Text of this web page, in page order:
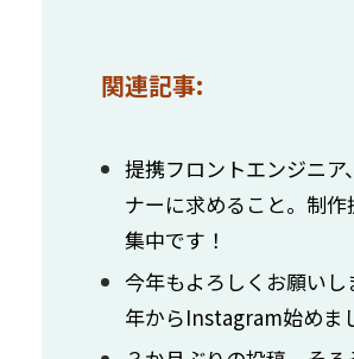
関連記事:
提携フロントエンジニア
ナーに求めること。制作
集中です！
今年もよろしくお願いし
年からInstagram始めま